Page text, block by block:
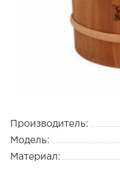
Производитель:
Модель:
Материал: